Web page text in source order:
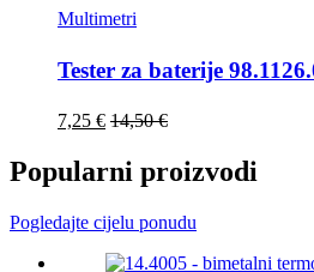
Multimetri
Tester za baterije
7,25 € 14,50€
Popularni proizvodi
Pogledajte cijelu ponudu